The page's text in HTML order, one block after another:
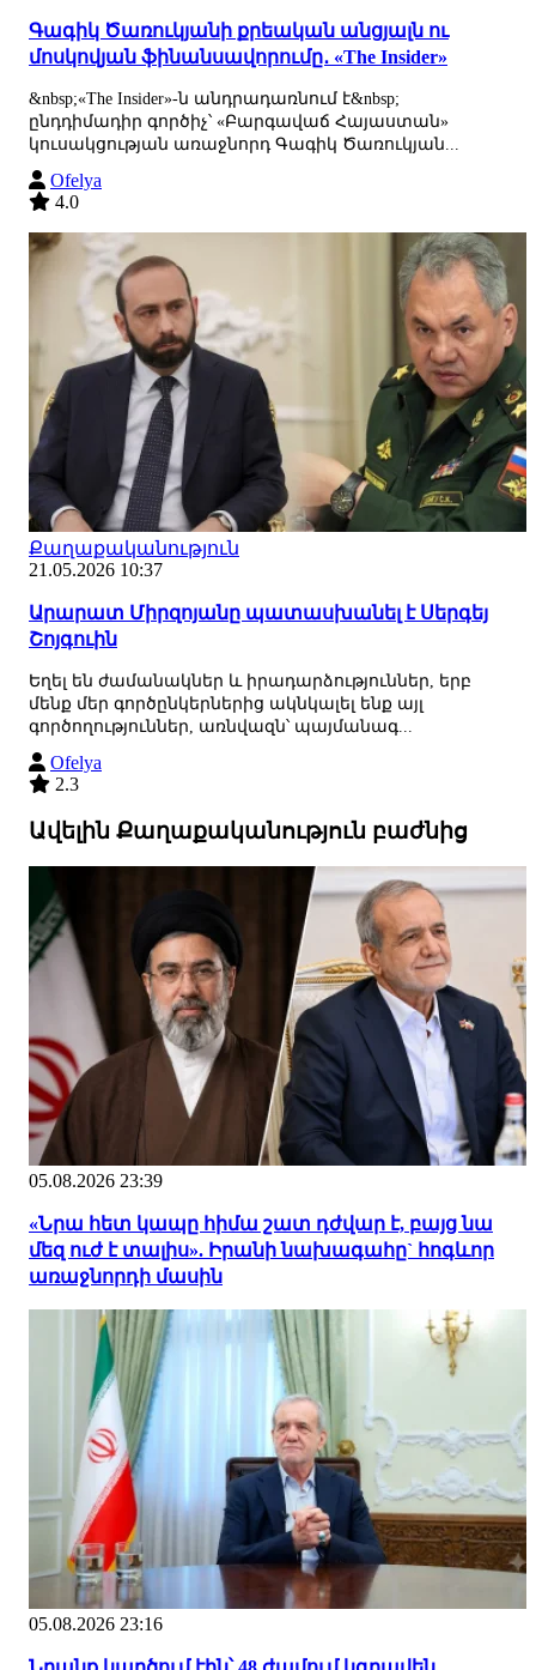
Գագիկ Ծառուկյանի քրեական անցյալն ու
մոսկովյան ֆինանսավորումը․ «The Insider»
&nbsp;«The Insider»-ն անդրադառնում է&nbsp;
ընդդիմադիր գործիչ՝ «Բարգավաճ Հայաստան»
կուսակցության առաջնորդ Գագիկ Ծառուկյան...
Ofelya
4.0
Քաղաքականություն
21.05.2026 10:37
Արարատ Միրզոյանը պատասխանել է Սերգեյ
Շոյգուին
Եղել են ժամանակներ և իրադարձություններ, երբ
մենք մեր գործընկերներից ակնկալել ենք այլ
գործողություններ, առնվազն՝ պայմանագ...
Ofelya
2.3
Ավելին Քաղաքականություն բաժնից
05.08.2026 23:39
«Նրա հետ կապը հիմա շատ դժվար է, բայց նա
մեզ ուժ է տալիս». Իրանի նախագահը` հոգևոր
առաջնորդի մասին
05.08.2026 23:16